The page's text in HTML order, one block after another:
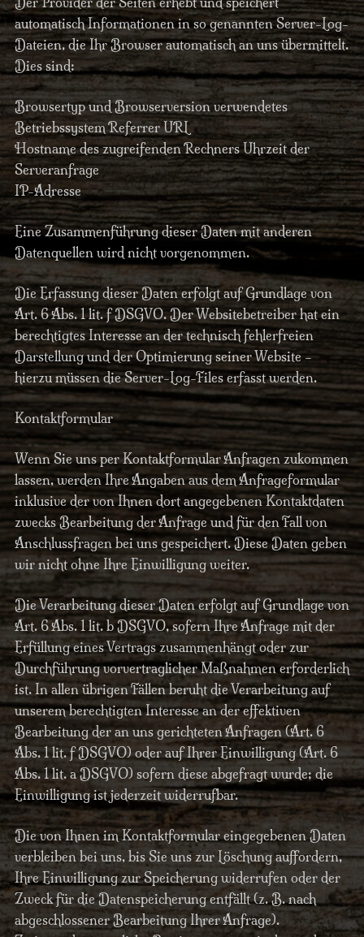
automatisch Informationen in so genannten Server-Log-
Dateien, die Ihr Browser automatisch an uns übermittelt.
Dies sind:
Browsertyp und Browserversion verwendetes
Betriebssystem Referrer URL
Hostname des zugreifenden Rechners Uhrzeit der
Serveranfrage
IP-Adresse
Eine Zusammenführung dieser Daten mit anderen
Datenquellen wird nicht vorgenommen.
Die Erfassung dieser Daten erfolgt auf Grundlage von
Art. 6 Abs. 1 lit. f DSGVO. Der Websitebetreiber hat ein
berechtigtes Interesse an der technisch fehlerfreien
Darstellung und der Optimierung seiner Website –
hierzu müssen die Server-Log-Files erfasst werden.
Kontaktformular
Wenn Sie uns per Kontaktformular Anfragen zukommen
lassen, werden Ihre Angaben aus dem Anfrageformular
inklusive der von Ihnen dort angegebenen Kontaktdaten
zwecks Bearbeitung der Anfrage und für den Fall von
Anschlussfragen bei uns gespeichert. Diese Daten geben
wir nicht ohne Ihre Einwilligung weiter.
Die Verarbeitung dieser Daten erfolgt auf Grundlage von
Art. 6 Abs. 1 lit. b DSGVO, sofern Ihre Anfrage mit der
Erfüllung eines Vertrags zusammenhängt oder zur
Durchführung vorvertraglicher Maßnahmen erforderlich
ist. In allen übrigen Fällen beruht die Verarbeitung auf
unserem berechtigten Interesse an der effektiven
Bearbeitung der an uns gerichteten Anfragen (Art. 6
Abs. 1 lit. f DSGVO) oder auf Ihrer Einwilligung (Art. 6
Abs. 1 lit. a DSGVO) sofern diese abgefragt wurde; die
Einwilligung ist jederzeit widerrufbar.
Die von Ihnen im Kontaktformular eingegebenen Daten
verbleiben bei uns, bis Sie uns zur Löschung auffordern,
Ihre Einwilligung zur Speicherung widerrufen oder der
Zweck für die Datenspeicherung entfällt (z. B. nach
abgeschlossener Bearbeitung Ihrer Anfrage).